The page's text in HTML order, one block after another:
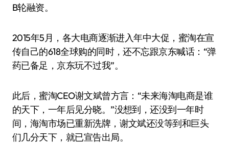
B轮融资。
2015年5月，各大电商逐渐进入年中大促，蜜淘在宣
传自己的618全球购的同时，还不忘跟京东喊话：“弹
药已备足，京东玩不过我”。
此后，蜜淘CEO谢文斌曾方言：“未来海淘电商是谁
的天下，一年后见分晓。”没想到，还没到一年时
间，海淘市场已重新洗牌，谢文斌还没等到和巨头
们几分天下，就已宣告出局。